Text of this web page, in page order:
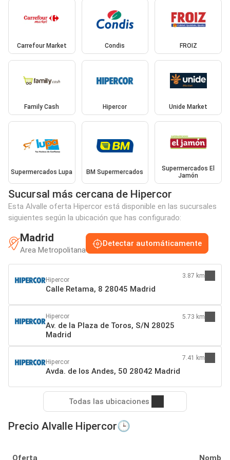
Carrefour Market Condis FROIZ
Family Cash Hipercor Unide Market
Supermercados Lupa BM Supermercados
Supermercados El
Jamón
Sucursal más cercana de Hipercor
Esta Alvalle oferta Hipercor está disponible en las sucursales
siguientes según la ubicación que has configurado:
Madrid
Area Metropolitana
Detectar automáticamente
Hipercor
Calle Retama, 8 28045 Madrid
3.87 km
Hipercor
Av. de la Plaza de Toros, S/N 28025
Madrid
5.73 km
Hipercor
Avda. de los Andes, 50 28042 Madrid
7.41 km
Todas las ubicaciones
Precio Alvalle Hipercor🕒
Oferta Nombre